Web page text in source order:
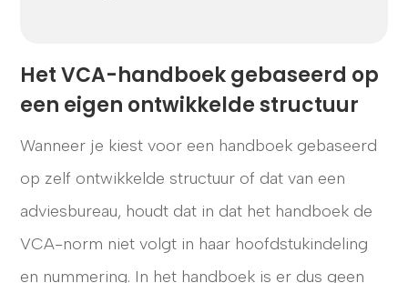
Het VCA-handboek gebaseerd op
een eigen ontwikkelde structuur
Wanneer je kiest voor een handboek gebaseerd
op zelf ontwikkelde structuur of dat van een
adviesbureau, houdt dat in dat het handboek de
VCA-norm niet volgt in haar hoofdstukindeling
en nummering. In het handboek is er dus geen